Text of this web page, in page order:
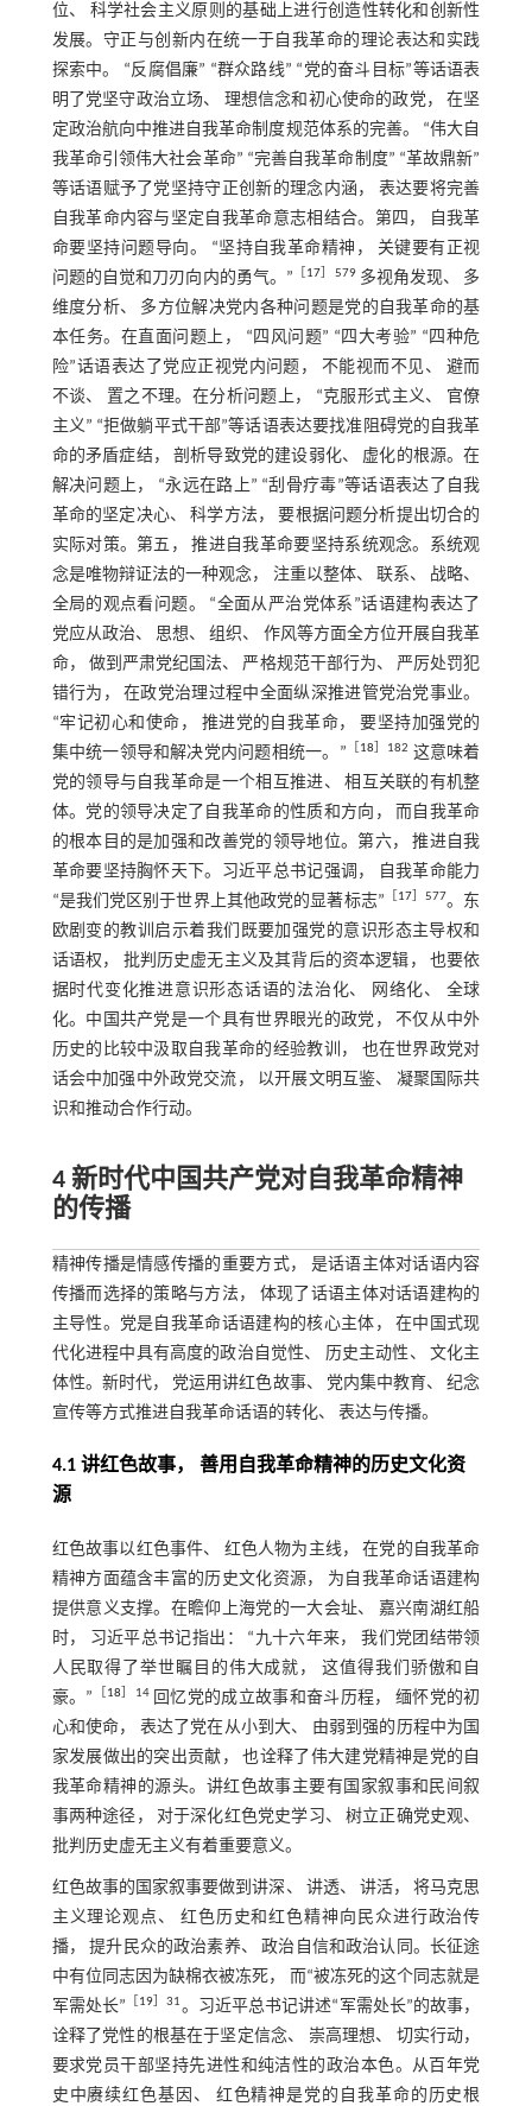
位、 科学社会主义原则的基础上进行创造性转化和创新性
发展。守正与创新内在统一于自我革命的理论表达和实践
探索中。 “反腐倡廉” “群众路线” “党的奋斗目标”等话语表
明了党坚守政治立场、 理想信念和初心使命的政党， 在坚
定政治航向中推进自我革命制度规范体系的完善。 “伟大自
我革命引领伟大社会革命” “完善自我革命制度” “革故鼎新”
等话语赋予了党坚持守正创新的理念内涵， 表达要将完善
自我革命内容与坚定自我革命意志相结合。第四， 自我革
命要坚持问题导向。 “坚持自我革命精神， 关键要有正视
问题的自觉和刀刃向内的勇气。”
17 ］579 多视角发现、 多
维度分析、 多方位解决党内各种问题是党的自我革命的基
本任务。在直面问题上， “四风问题” “四大考验” “四种危
险”话语表达了党应正视党内问题， 不能视而不见、 避而
不谈、 置之不理。在分析问题上， “克服形式主义、 官僚
主义” “拒做躺平式干部”等话语表达要找准阻碍党的自我革
命的矛盾症结， 剖析导致党的建设弱化、 虚化的根源。在
解决问题上， “永远在路上” “刮骨疗毒”等话语表达了自我
革命的坚定决心、 科学方法， 要根据问题分析提出切合的
实际对策。第五， 推进自我革命要坚持系统观念。系统观
念是唯物辩证法的一种观念， 注重以整体、 联系、 战略、
全局的观点看问题。 “全面从严治党体系”话语建构表达了
党应从政治、 思想、 组织、 作风等方面全方位开展自我革
命， 做到严肃党纪国法、 严格规范干部行为、 严厉处罚犯
错行为， 在政党治理过程中全面纵深推进管党治党事业。
“牢记初心和使命， 推进党的自我革命， 要坚持加强党的
集中统一领导和解决党内问题相统一。”
18 ］182 这意味着
党的领导与自我革命是一个相互推进、 相互关联的有机整
体。党的领导决定了自我革命的性质和方向， 而自我革命
的根本目的是加强和改善党的领导地位。第六， 推进自我
革命要坚持胸怀天下。习近平总书记强调， 自我革命能力
“是我们党区别于世界上其他政党的显著标志”
17］577。东
欧剧变的教训启示着我们既要加强党的意识形态主导权和
话语权， 批判历史虚无主义及其背后的资本逻辑， 也要依
据时代变化推进意识形态话语的法治化、 网络化、 全球
化。中国共产党是一个具有世界眼光的政党， 不仅从中外
历史的比较中汲取自我革命的经验教训， 也在世界政党对
话会中加强中外政党交流， 以开展文明互鉴、 凝聚国际共
识和推动合作行动。
4 新时代中国共产党对自我革命精神
的传播
精神传播是情感传播的重要方式， 是话语主体对话语内容
传播而选择的策略与方法， 体现了话语主体对话语建构的
主导性。党是自我革命话语建构的核心主体， 在中国式现
代化进程中具有高度的政治自觉性、 历史主动性、 文化主
体性。新时代， 党运用讲红色故事、 党内集中教育、 纪念
宣传等方式推进自我革命话语的转化、 表达与传播。
4.1 讲红色故事， 善用自我革命精神的历史文化资
源
红色故事以红色事件、 红色人物为主线， 在党的自我革命
精神方面蕴含丰富的历史文化资源， 为自我革命话语建构
提供意义支撑。在瞻仰上海党的一大会址、 嘉兴南湖红船
时， 习近平总书记指出： “九十六年来， 我们党团结带领
人民取得了举世瞩目的伟大成就， 这值得我们骄傲和自
豪。”
18 ］14回忆党的成立故事和奋斗历程， 缅怀党的初
心和使命， 表达了党在从小到大、 由弱到强的历程中为国
家发展做出的突出贡献， 也诠释了伟大建党精神是党的自
我革命精神的源头。讲红色故事主要有国家叙事和民间叙
事两种途径， 对于深化红色党史学习、 树立正确党史观、
批判历史虚无主义有着重要意义。
红色故事的国家叙事要做到讲深、 讲透、 讲活， 将马克思
主义理论观点、 红色历史和红色精神向民众进行政治传
播， 提升民众的政治素养、 政治自信和政治认同。长征途
中有位同志因为缺棉衣被冻死， 而“被冻死的这个同志就是
军需处长”
19 ］31。习近平总书记讲述“军需处长”的故事，
诠释了党性的根基在于坚定信念、 崇高理想、 切实行动，
要求党员干部坚持先进性和纯洁性的政治本色。从百年党
史中赓续红色基因、 红色精神是党的自我革命的历史根